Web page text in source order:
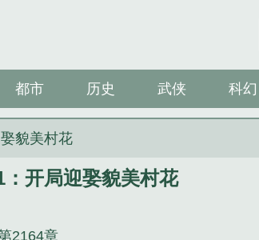
都市 历史 武侠 科幻
貌美村花
：开局迎娶貌美村花
2164章